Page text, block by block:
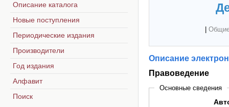
Описание
Правоведение
Основные сведения
Описание каталога
Новые поступления
Периодические издания
Производители
Год издания
Алфавит
Поиск